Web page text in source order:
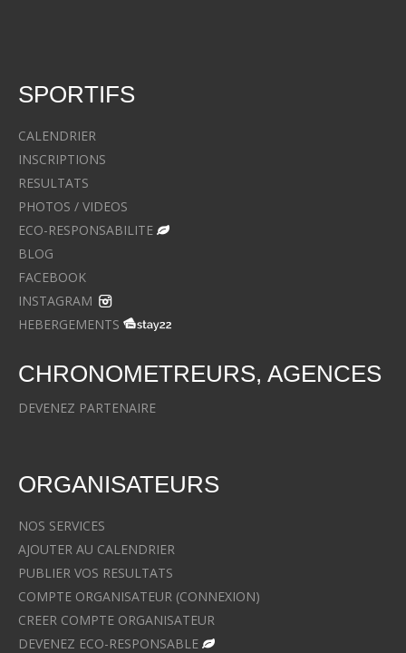
SPORTIFS
CALENDRIER
INSCRIPTIONS
RESULTATS
PHOTOS / VIDEOS
ECO-RESPONSABILITE
BLOG
FACEBOOK
INSTAGRAM
HEBERGEMENTS
CHRONOMETREURS, AGENCES
DEVENEZ PARTENAIRE
ORGANISATEURS
NOS SERVICES
AJOUTER AU CALENDRIER
PUBLIER VOS RESULTATS
COMPTE ORGANISATEUR (CONNEXION)
CREER COMPTE ORGANISATEUR
DEVENEZ ECO-RESPONSABLE